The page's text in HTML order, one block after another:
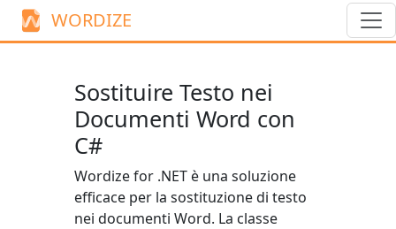
WORDIZE
Sostituire Testo nei
Documenti Word con
C#
Wordize for .NET è una soluzione
efficace per la sostituzione di testo
nei documenti Word. La classe